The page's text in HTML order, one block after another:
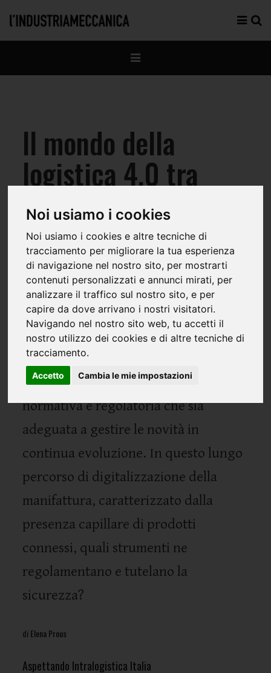
Noi usiamo i cookies
Noi usiamo i cookies e altre tecniche di
tracciamento per migliorare la tua esperienza
di navigazione nel nostro sito, per mostrarti
contenuti personalizzati e annunci mirati, per
analizzare il traffico sul nostro sito, e per
capire da dove arrivano i nostri visitatori.
Navigando nel nostro sito web, tu accetti il
nostro utilizzo dei cookies e di altre tecniche di
tracciamento.
Accetto Cambia le mie impostazioni
Il mondo della
logistica 4.0 tra
digitale, IA e
sicurezza
La profonda trasformazione digitale
che negli ultimi due decenni sta
rivoluzionando le industrie europee
comporta la necessità di una struttura
normativa e regolatoria che sia
adeguata a gestire le novità in
continua evoluzione. In questo lungo
percorso di digitalizzazione della
manifattura, caratterizzato dalla
presenza capillare di prodotti
connessi, quali strumenti ne
regolamentano e tutelano la
sicurezza?
di Elena Prous
Aspettando Intralogistica Italia